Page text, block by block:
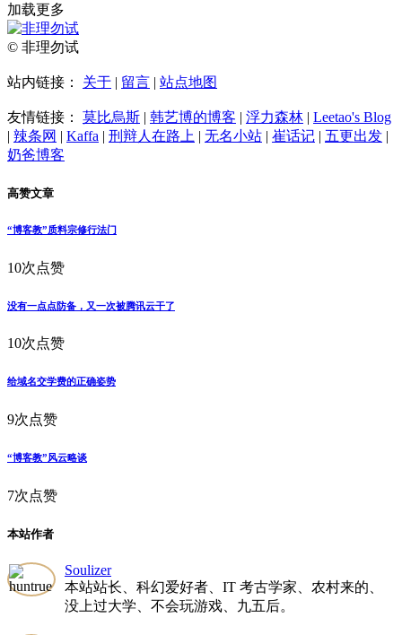
加载更多
© 非理勿试
站内链接： 关于 | 留言 | 站点地图
友情链接： 莫比烏斯 | 韩艺博的博客 | 浮力森林 | Leetao's Blog
| 辣条网 | Kaffa | 刑辩人在路上 | 无名小站 | 崔话记 | 五更出发 |
奶爸博客
高赞文章
“博客教”质料宗修行法门
10次点赞
没有一点点防备，又一次被腾讯云干了
10次点赞
给域名交学费的正确姿势
9次点赞
“博客教”风云略谈
7次点赞
本站作者
Soulizer
本站站长、科幻爱好者、IT 考古学家、农村来的、
没上过大学、不会玩游戏、九五后。